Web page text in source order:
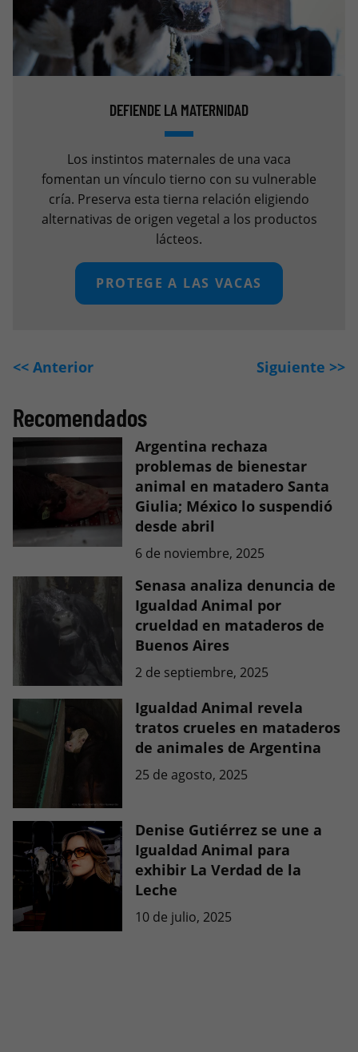
DEFIENDE LA MATERNIDAD
Los instintos maternales de una vaca
fomentan un vínculo tierno con su vulnerable
cría. Preserva esta tierna relación eligiendo
alternativas de origen vegetal a los productos
lácteos.
PROTEGE A LAS VACAS
<< Anterior Siguiente >>
Recomendados
Argentina rechaza
problemas de bienestar
animal en matadero Santa
Giulia; México lo suspendió
desde abril
6 de noviembre, 2025
Senasa analiza denuncia de
Igualdad Animal por
crueldad en mataderos de
Buenos Aires
2 de septiembre, 2025
Igualdad Animal revela
tratos crueles en mataderos
de animales de Argentina
25 de agosto, 2025
Denise Gutiérrez se une a
Igualdad Animal para
exhibir La Verdad de la
Leche
10 de julio, 2025